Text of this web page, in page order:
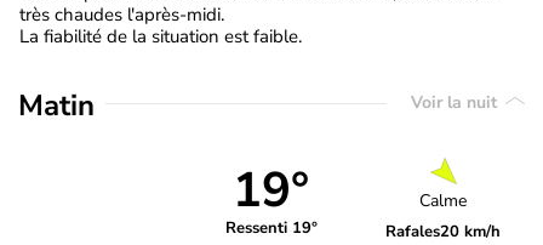
très chaudes l'après-midi.
La fiabilité de la situation est faible.
Matin Voir la nuit
19°
Ressenti 19°
Calme
Rafales20 km/h